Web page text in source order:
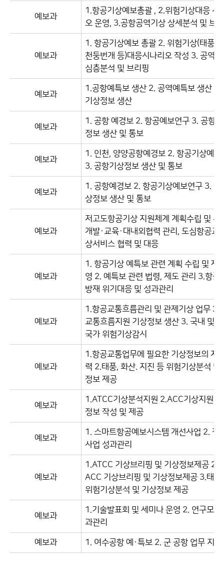
예보과
1.항공기상예보총괄 , 2.위험기상대응 시
오 운영, 3.공항공역기상 상세분석 및 브
예보과
1. 항공기상예보 총괄 2. 위험기상(태풍,
천둥번개 등)대응시나리오 작성 3. 공역,
심층분석 및 브리핑
예보과
1.공항예특보 생산 2. 공역예특보 생산 3.
기상정보 생산
예보과
1. 공항 예경보 2. 항공예보연구 3. 공항
정보 생산 및 통보
예보과
1. 인천, 양양공항예경보 2. 항공기상예보
3. 공항기상정보 생산 및 통보
예보과
1. 공항예경보 2. 항공기상예보연구 3. 공
상정보 생산 및 통보
예보과
저고도항공기상 지원체계 계획수립 및 콘
개발·교육·대내외협력 관리, 도심항공교
상서비스 협력 및 대응
예보과
1. 항공기상 예특보 관련 계획 수립 및 제
영 2. 예특보 관련 법령, 제도 관리 3.항공
방재 위기대응 및 성과관리
예보과
1.항공교통흐름관리 및 관제기상 업무 2.
교통흐름지원 기상정보 생산 3. 국내 및
국가 위험기상감시
예보과
1.항공교통업무에 필요한 기상정보의 지
력 2.태풍, 화산. 지진 등 위험기상분석 및
정보 제공
예보과
1.ATCC기상분석지원 2.ACC기상지원 3.
정보 작성 및 제공
예보과
1. 스마트항공예보시스템 개선사업 2. 정
사업 성과관리
예보과
1.ATCC 기상브리핑 및 기상정보제공 2.
ACC 기상브리핑 및 기상정보제공 3.태풍
위험기상분석 및 기상정보 제공
예보과
1.기술발표회 및 세미나 운영 2. 연구모임
과관리
예보과 1. 여수공항 예·특보 2. 군 공항 업무 지원